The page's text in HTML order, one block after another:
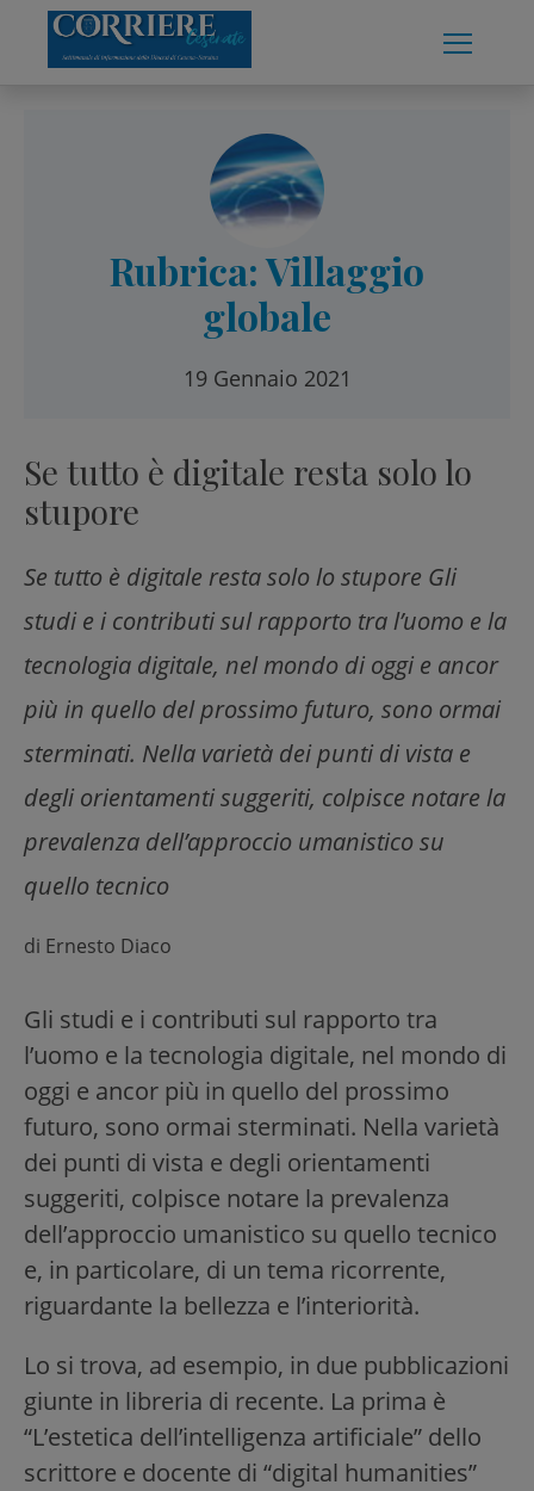
content
Rubrica: Villaggio
globale
19 Gennaio 2021
Se tutto è digitale resta solo lo
stupore
Se tutto è digitale resta solo lo stupore Gli
studi e i contributi sul rapporto tra l’uomo e la
tecnologia digitale, nel mondo di oggi e ancor
più in quello del prossimo futuro, sono ormai
sterminati. Nella varietà dei punti di vista e
degli orientamenti suggeriti, colpisce notare la
prevalenza dell’approccio umanistico su
quello tecnico
di Ernesto Diaco
Gli studi e i contributi sul rapporto tra
l’uomo e la tecnologia digitale, nel mondo di
oggi e ancor più in quello del prossimo
futuro, sono ormai sterminati. Nella varietà
dei punti di vista e degli orientamenti
suggeriti, colpisce notare la prevalenza
dell’approccio umanistico su quello tecnico
e, in particolare, di un tema ricorrente,
riguardante la bellezza e l’interiorità.
Lo si trova, ad esempio, in due pubblicazioni
giunte in libreria di recente. La prima è
“L’estetica dell’intelligenza artificiale” dello
scrittore e docente di “digital humanities”